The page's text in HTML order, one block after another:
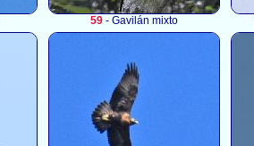
59 - Gavilán mixto